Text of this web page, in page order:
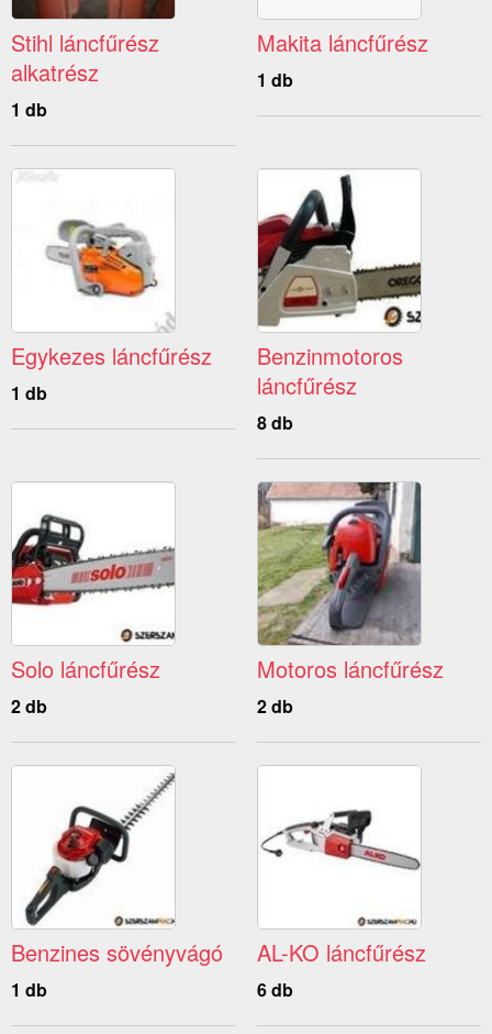
Stihl láncfűrész
alkatrész
1 db
Makita láncfűrész
1 db
Egykezes láncfűrész
1 db
Benzinmotoros
láncfűrész
8 db
Solo láncfűrész
2 db
Motoros láncfűrész
2 db
Benzines sövényvágó
1 db
AL-KO láncfűrész
6 db